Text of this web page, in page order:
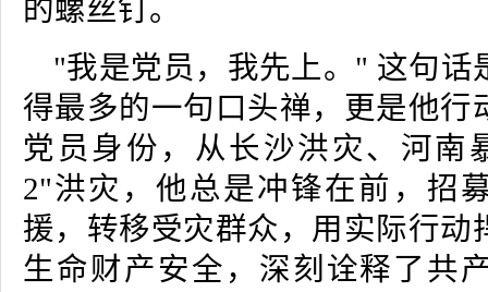
的螺丝钉。
"我是党员，我先上。" 这句话
得最多的一句口头禅，更是他行
党员身份，从长沙洪灾、河南
2"洪灾，他总是冲锋在前，招
援，转移受灾群众，用实际行动
生命财产安全，深刻诠释了共